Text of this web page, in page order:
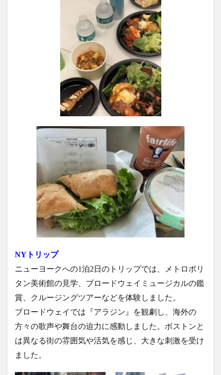
NYトリップ
ニューヨークへの1泊2日のトリップでは、メトロポリ
タン美術館の見学、ブロードウェイミュージカルの鑑
賞、クルージングツアーなどを体験しました。
ブロードウェイでは『アラジン』を観劇し、海外の
方々の歌声や舞台の迫力に感動しました。ボストンと
は異なる街の雰囲気や活気を感じ、大きな刺激を受け
ました。